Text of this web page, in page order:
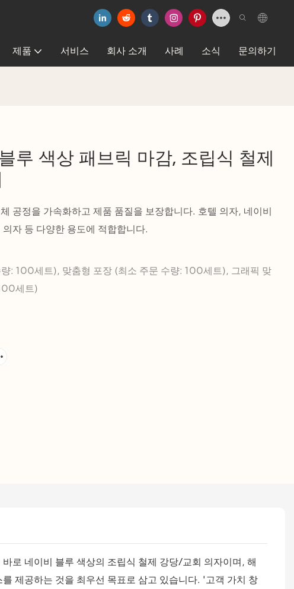
제품 서비스 회사 소개 사례 소식 문의하기
루 색상 패브릭 마감, 조립식 철제
공정을 가속화하고 제품 품질을 보장합니다. 호텔 의자, 네이비
자 등 다양한 용도에 적합합니다.
: 100세트), 맞춤형 포장 (최소 주문 수량: 100세트), 그래픽 맞
세트)
로 네이비 블루 색상의 조립식 철제 강당/교회 의자이며, 해
제공하는 것을 최우선 목표로 삼고 있습니다. '고객 가치 창